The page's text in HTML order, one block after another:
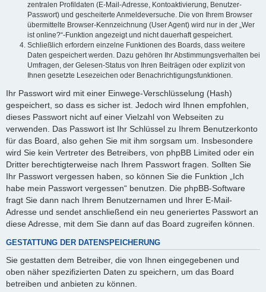
zentralen Profildaten (E-Mail-Adresse, Kontoaktivierung, Benutzer-
Passwort) und gescheiterte Anmeldeversuche. Die von Ihrem Browser
übermittelte Browser-Kennzeichnung (User Agent) wird nur in der „Wer
ist online?“-Funktion angezeigt und nicht dauerhaft gespeichert.
Schließlich erfordern einzelne Funktionen des Boards, dass weitere
Daten gespeichert werden. Dazu gehören Ihr Abstimmungsverhalten bei
Umfragen, der Gelesen-Status von Ihren Beiträgen oder explizit von
Ihnen gesetzte Lesezeichen oder Benachrichtigungsfunktionen.
Ihr Passwort wird mit einer Einwege-Verschlüsselung (Hash)
gespeichert, so dass es sicher ist. Jedoch wird Ihnen empfohlen,
dieses Passwort nicht auf einer Vielzahl von Webseiten zu
verwenden. Das Passwort ist Ihr Schlüssel zu Ihrem Benutzerkonto
für das Board, also gehen Sie mit ihm sorgsam um. Insbesondere
wird Sie kein Vertreter des Betreibers, von phpBB Limited oder ein
Dritter berechtigterweise nach Ihrem Passwort fragen. Sollten Sie
Ihr Passwort vergessen haben, so können Sie die Funktion „Ich
habe mein Passwort vergessen“ benutzen. Die phpBB-Software
fragt Sie dann nach Ihrem Benutzernamen und Ihrer E-Mail-
Adresse und sendet anschließend ein neu generiertes Passwort an
diese Adresse, mit dem Sie dann auf das Board zugreifen können.
GESTATTUNG DER DATENSPEICHERUNG
Sie gestatten dem Betreiber, die von Ihnen eingegebenen und
oben näher spezifizierten Daten zu speichern, um das Board
betreiben und anbieten zu können.